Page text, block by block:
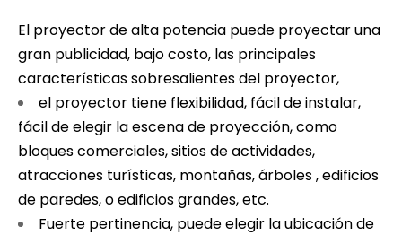
El proyector de alta potencia puede proyectar una
gran publicidad, bajo costo, las principales
características sobresalientes del proyector,
el proyector tiene flexibilidad, fácil de instalar,
fácil de elegir la escena de proyección, como
bloques comerciales, sitios de actividades,
atracciones turísticas, montañas, árboles , edificios
de paredes, o edificios grandes, etc.
Fuerte pertinencia, puede elegir la ubicación de